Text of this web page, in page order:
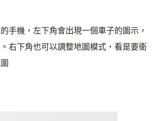
手機，左下角會出現一個車子的圖示，
右下角也可以調整地圖模式，看是要衛